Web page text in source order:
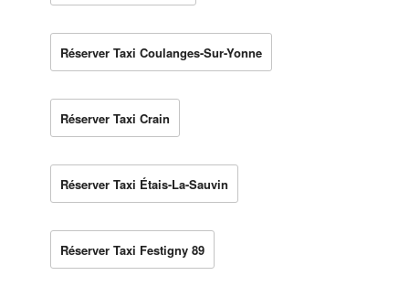
Réserver Taxi Coulanges-Sur-Yonne
Réserver Taxi Crain
Réserver Taxi Étais-La-Sauvin
Réserver Taxi Festigny 89